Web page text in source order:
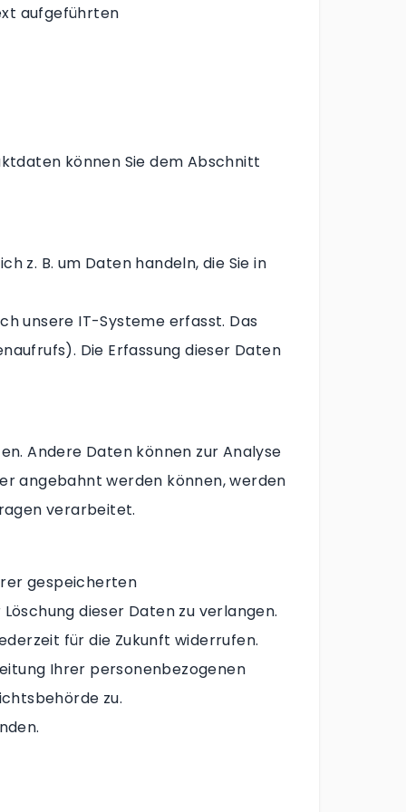
aufgeführten
können Sie dem Abschnitt
z. B. um Daten handeln, die Sie in
unsere IT-Systeme erfasst. Das
Die Erfassung dieser Daten
Andere Daten können zur Analyse
angebahnt werden können, werden
verarbeitet.
gespeicherten
dieser Daten zu verlangen.
für die Zukunft widerrufen.
Ihrer personenbezogenen
zu.